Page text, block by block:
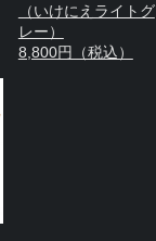
（いけにえライトグ
レー）
8,800円（税込）